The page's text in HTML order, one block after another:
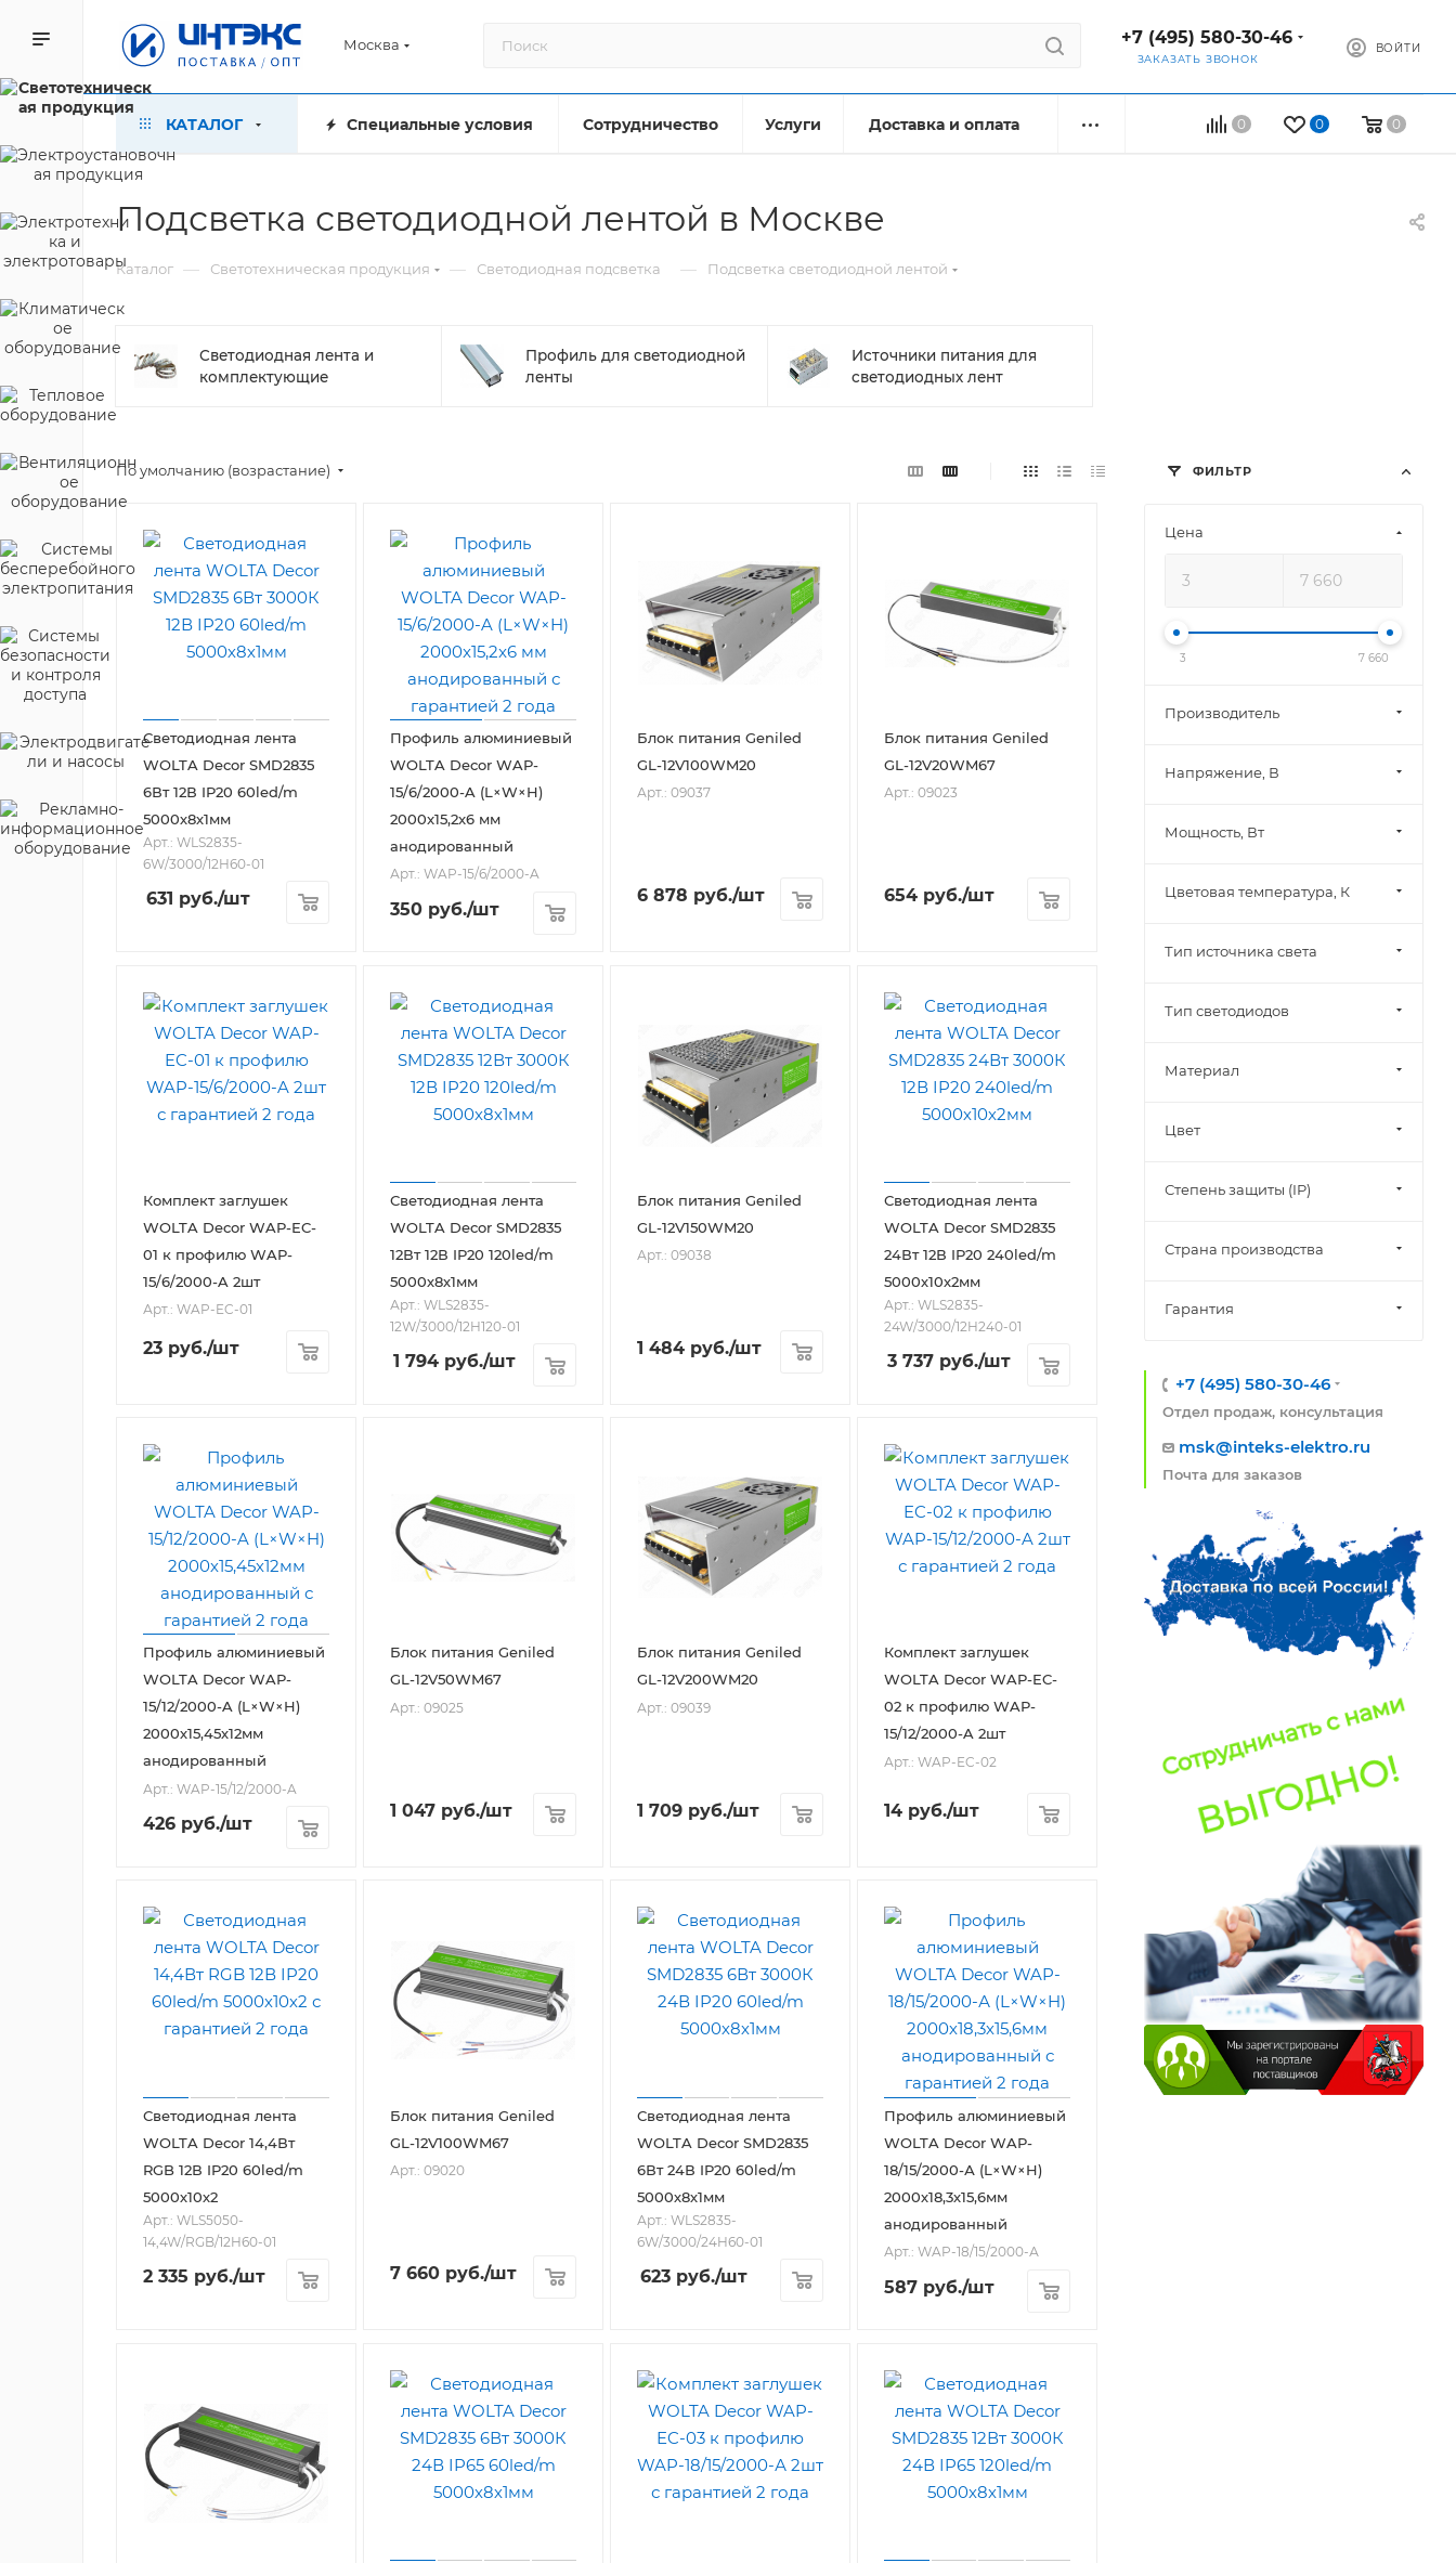
Москва +7 (495) 580-30-46
ЗАКАЗАТЬ ЗВОНОК
ВОЙТИ
0 0 0
КАТАЛОГ Специальные условия Сотрудничество Услуги Доставка и оплата
Подсветка светодиодной лентой в Москве
Каталог — Светотехническая продукция — Светодиодная подсветка — Подсветка светодиодной лентой
Светодиодная лента и
комплектующие
Профиль для светодиодной
ленты
Источники питания для
светодиодных лент
По умолчанию (возрастание)
Светодиодная лента
WOLTA Decor SMD2835
6Вт 12В IP20 60led/m
5000х8х1мм
Арт.: WLS2835-
6W/3000/12H60-01
631 руб./шт
Профиль алюминиевый
WOLTA Decor WAP-
15/6/2000-A (L×W×H)
2000x15,2x6 мм
анодированный
Арт.: WAP-15/6/2000-A
350 руб./шт
Блок питания Geniled
GL-12V100WM20
Арт.: 09037
6 878 руб./шт
Блок питания Geniled
GL-12V20WM67
Арт.: 09023
654 руб./шт
Комплект заглушек
WOLTA Decor WAP-EC-
01 к профилю WAP-
15/6/2000-A 2шт
Арт.: WAP-EC-01
23 руб./шт
Светодиодная лента
WOLTA Decor SMD2835
12Вт 12В IP20 120led/m
5000х8х1мм
Арт.: WLS2835-
12W/3000/12H120-01
1 794 руб./шт
Блок питания Geniled
GL-12V150WM20
Арт.: 09038
1 484 руб./шт
Светодиодная лента
WOLTA Decor SMD2835
24Вт 12В IP20 240led/m
5000х10х2мм
Арт.: WLS2835-
24W/3000/12H240-01
3 737 руб./шт
Профиль алюминиевый
WOLTA Decor WAP-
15/12/2000-A (L×W×H)
2000х15,45х12мм
анодированный
Арт.: WAP-15/12/2000-A
426 руб./шт
Блок питания Geniled
GL-12V50WM67
Арт.: 09025
1 047 руб./шт
Блок питания Geniled
GL-12V200WM20
Арт.: 09039
1 709 руб./шт
Комплект заглушек
WOLTA Decor WAP-EC-
02 к профилю WAP-
15/12/2000-A 2шт
Арт.: WAP-EC-02
14 руб./шт
Светодиодная лента
WOLTA Decor 14,4Вт
RGB 12В IP20 60led/m
5000х10х2
Арт.: WLS5050-
14,4W/RGB/12H60-01
2 335 руб./шт
Блок питания Geniled
GL-12V100WM67
Арт.: 09020
7 660 руб./шт
Светодиодная лента
WOLTA Decor SMD2835
6Вт 24В IP20 60led/m
5000х8х1мм
Арт.: WLS2835-
6W/3000/24H60-01
623 руб./шт
Профиль алюминиевый
WOLTA Decor WAP-
18/15/2000-А (L×W×H)
2000х18,3х15,6мм
анодированный
Арт.: WAP-18/15/2000-А
587 руб./шт
ФИЛЬТР
Цена
3 7 660
Производитель
Напряжение, В
Мощность, Вт
Цветовая температура, К
Тип источника света
Тип светодиодов
Материал
Цвет
Степень защиты (IP)
Страна производства
Гарантия
+7 (495) 580-30-46
Отдел продаж, консультация
msk@inteks-elektro.ru
Почта для заказов